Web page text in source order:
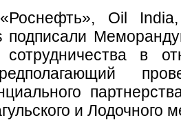
Oil
подписали
в
и Лодочного